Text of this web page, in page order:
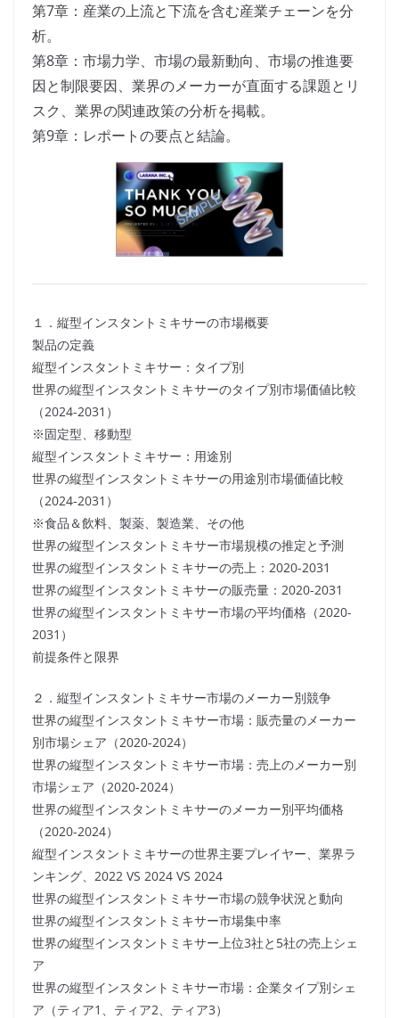
第7章：産業の上流と下流を含む産業チェーンを分
析。
第8章：市場力学、市場の最新動向、市場の推進要
因と制限要因、業界のメーカーが直面する課題とリ
スク、業界の関連政策の分析を掲載。
第9章：レポートの要点と結論。
１．縦型インスタントミキサーの市場概要
製品の定義
縦型インスタントミキサー：タイプ別
世界の縦型インスタントミキサーのタイプ別市場価値比較
（2024-2031）
※固定型、移動型
縦型インスタントミキサー：用途別
世界の縦型インスタントミキサーの用途別市場価値比較
（2024-2031）
※食品＆飲料、製薬、製造業、その他
世界の縦型インスタントミキサー市場規模の推定と予測
世界の縦型インスタントミキサーの売上：2020-2031
世界の縦型インスタントミキサーの販売量：2020-2031
世界の縦型インスタントミキサー市場の平均価格（2020-
2031）
前提条件と限界
２．縦型インスタントミキサー市場のメーカー別競争
世界の縦型インスタントミキサー市場：販売量のメーカー
別市場シェア（2020-2024）
世界の縦型インスタントミキサー市場：売上のメーカー別
市場シェア（2020-2024）
世界の縦型インスタントミキサーのメーカー別平均価格
（2020-2024）
縦型インスタントミキサーの世界主要プレイヤー、業界ラ
ンキング、2022 VS 2024 VS 2024
世界の縦型インスタントミキサー市場の競争状況と動向
世界の縦型インスタントミキサー市場集中率
世界の縦型インスタントミキサー上位3社と5社の売上シェ
ア
世界の縦型インスタントミキサー市場：企業タイプ別シェ
ア（ティア1、ティア2、ティア3）